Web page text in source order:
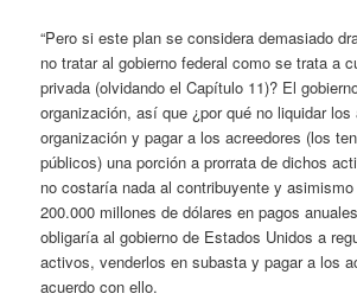
“Pero si este plan se considera demasiado
no tratar al gobierno federal como se trata a
privada (olvidando el Capítulo 11)? El
organización, así que ¿por qué no liquidar
organización y pagar a los acreedores (los
públicos) una porción a prorrata de dichos
no costaría nada al contribuyente y
200.000 millones de dólares en pagos
obligaría al gobierno de Estados Unidos a
activos, venderlos en subasta y pagar a los
acuerdo con ello.